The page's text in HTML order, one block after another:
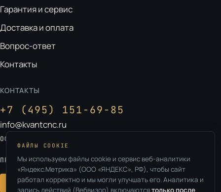
Гарантия и сервис
Доставка и оплата
Вопрос-ответ
Контакты
КОНТАКТЫ
+7 (495) 151-69-85
info@kvantcnc.ru
ОФИС:
ПРОИЗВОДСТВО:Владимирская обл., г. Ковров
Оставить заявку
ФАЙЛЫ COOKIE
Мы используем файлы cookie и сервис веб-аналитики
«Яндекс.Метрика» (ООО «ЯНДЕКС», РФ), чтобы сайт
работал корректно и мы могли улучшать его. Аналитика и
запись действий (Вебвизор) включаютсятолько после